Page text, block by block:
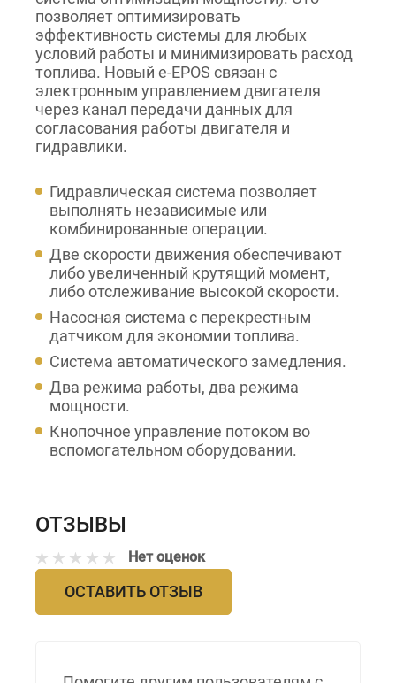
позволяет оптимизировать
эффективность системы для любых
условий работы и минимизировать расход
топлива. Новый e-EPOS связан с
электронным управлением двигателя
через канал передачи данных для
согласования работы двигателя и
гидравлики.
Гидравлическая система позволяет
выполнять независимые или
комбинированные операции.
Две скорости движения обеспечивают
либо увеличенный крутящий момент,
либо отслеживание высокой скорости.
Насосная система с перекрестным
датчиком для экономии топлива.
Система автоматического замедления.
Два режима работы, два режима
мощности.
Кнопочное управление потоком во
вспомогательном оборудовании.
ОТЗЫВЫ
Нет оценок
ОСТАВИТЬ ОТЗЫВ